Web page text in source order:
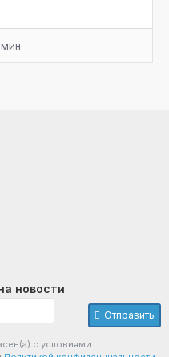
новости
Отправить
с условиями